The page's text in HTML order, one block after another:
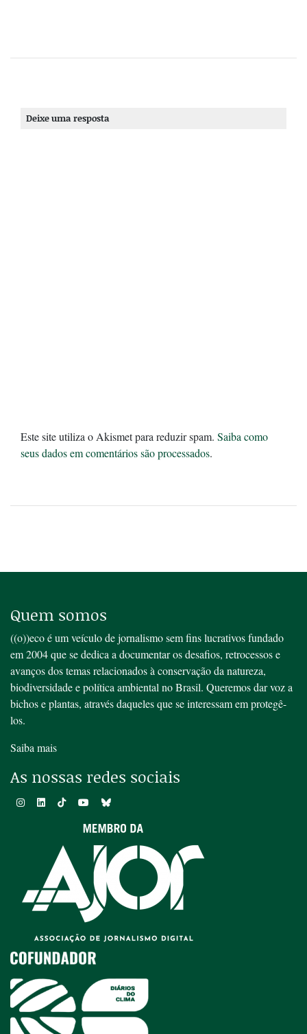
Deixe uma resposta
Este site utiliza o Akismet para reduzir spam. Saiba como
seus dados em comentários são processados.
Quem somos
((o))eco é um veículo de jornalismo sem fins lucrativos fundado
em 2004 que se dedica a documentar os desafios, retrocessos e
avanços dos temas relacionados à conservação da natureza,
biodiversidade e política ambiental no Brasil. Queremos dar voz a
bichos e plantas, através daqueles que se interessam em protegê-
los.
Saiba mais
As nossas redes sociais